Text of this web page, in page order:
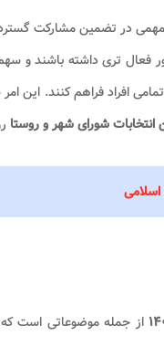
در تضمین مشارکت
فعال تری داشته باشند و
افراد فراهم کنند. این
شورای شهر و روستا
از جمله موضوعاتی است